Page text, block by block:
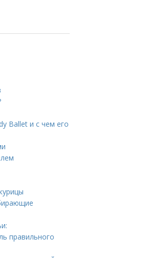
Ballet и с чем его
правильного